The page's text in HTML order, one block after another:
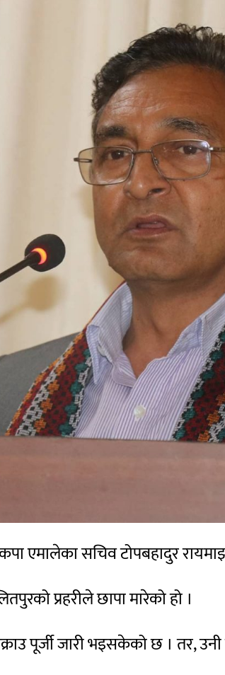
एमालेका सचिव टोपबहादुर
प्रहरीले छापा मारेको हो ।
पूर्जी जारी भइसकेको छ । तर,